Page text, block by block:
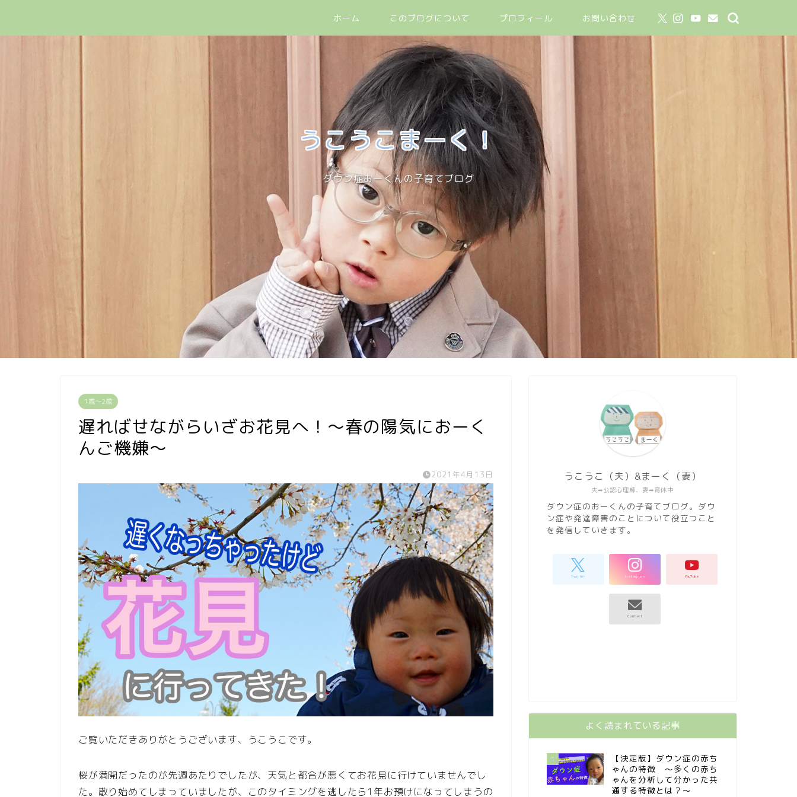
ホーム このブログについて プロフィール お問い合わせ
うこうこまーく！
ダウン症おーくんの子育てブログ
1歳〜2歳
遅ればせながらいざお花見へ！〜春の陽気におーく
んご機嫌〜
2021年4月13日
ご覧いただきありがとうございます、うこうこです。
桜が満開だったのが先週あたりでしたが、天気と都合が悪くてお花見に行けていませんでし
た。散り始めてしまっていましたが、このタイミングを逃したら1年お預けになってしまうの
夫➡︎公認心理師、妻➡︎育休中
うこうこ（夫）&まーく（妻）
ダウン症のおーくんの子育てブログ。ダウ
ン症や発達障害のことについて役立つこと
を発信していきます。
よく読まれている記事
1
【決定版】ダウン症の赤ち
ゃんの特徴 〜多くの赤ち
ゃんを分析して分かった共
通する特徴とは？〜